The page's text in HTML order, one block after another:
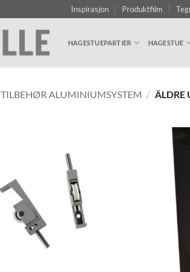
Inspirasjon Produktfilm
HAGESTUEPARTIER HAGESTUE
TILBEHØR ALUMINIUMSYSTEM / ÄLDRE